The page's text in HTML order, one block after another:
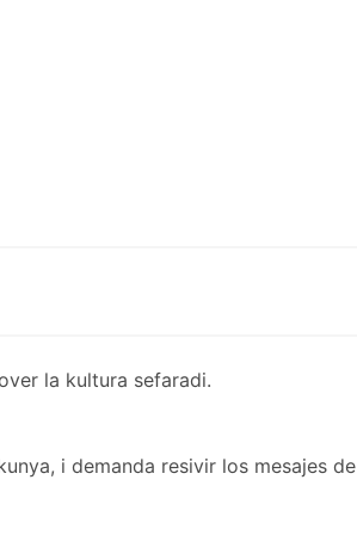
la kultura sefaradi.
i demanda resivir los mesajes de